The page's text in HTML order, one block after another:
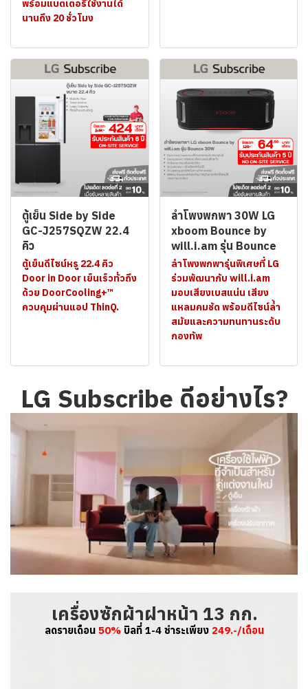
พร้อมแบตเตอรี่ใช้งานได้
นานถึง 20 ชั่วโมง
ตู้เย็น Side by Side
GC-J257SQZW 22.4
คิว
ตู้เย็นดีไซน์หรู 22.4 คิว
Door in Door เย็นเร็วทั่วถึง
ด้วย DoorCooling+™
ควบคุมผ่านแอป ThinQ.
ลำโพงพกพา 30W LG
xboom Bounce by
will.i.am รุ่น Bounce
ลำโพงพกพารุ่นพิเศษที่ LG
ร่วมพัฒนากับ will.i.am
มอบเสียงเบสแน่น เสียง
แหลมคมชัด พร้อมดีไซน์ล้ำ
สมัยและความทนทานระดับ
กองทัพ
LG Subscribe ดีอย่างไร?
เครื่องซักผ้าฝาหน้า 13 กก.
ลดรายเดือน 50% บิลที่ 1-4 ชำระเพียง 249.-/เดือน